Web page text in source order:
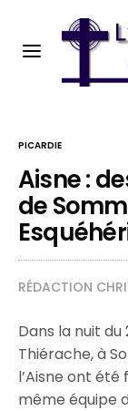
PICARDIE
Aisne :
de
RÉDACTION
Dans la nuit
Thiérache, à
l’Aisne ont
même équipe